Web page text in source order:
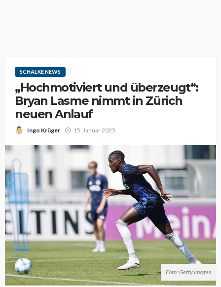
SCHALKE NEWS
„Hochmotiviert und überzeugt“:
Bryan Lasme nimmt in Zürich
neuen Anlauf
Ingo Krüger 15. Januar 2025
Foto: Getty Images